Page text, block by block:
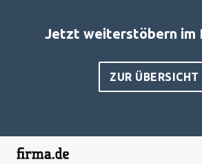
Jetzt weiterstöbern im
ZUR ÜBERSICHT